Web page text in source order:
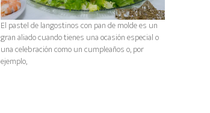
El pastel de langostinos con pan de molde es un
gran aliado cuando tienes una ocasión especial o
una celebración como un cumpleaños o, por
ejemplo,